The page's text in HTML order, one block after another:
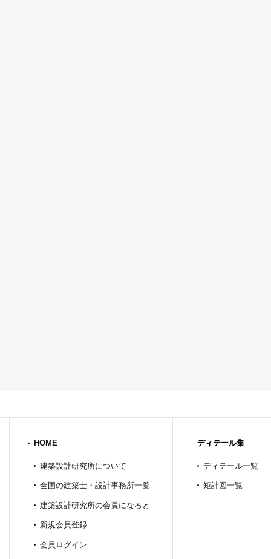
HOME
建築設計研究所について
全国の建築士・設計事務所一覧
建築設計研究所の会員になると
新規会員登録
会員ログイン
ディテール集
ディテール一覧
矩計図一覧